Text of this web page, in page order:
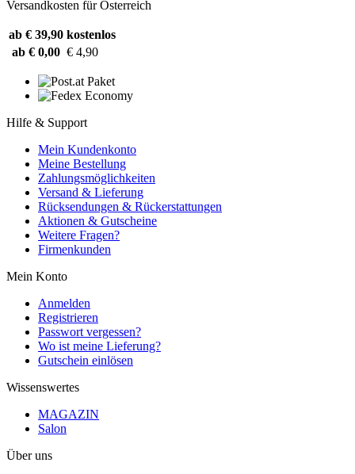
Versandkosten für Österreich
ab € 39,90 kostenlos
ab € 0,00 € 4,90
Hilfe & Support
Mein Kundenkonto
Meine Bestellung
Zahlungsmöglichkeiten
Versand & Lieferung
Rücksendungen & Rückerstattungen
Aktionen & Gutscheine
Weitere Fragen?
Firmenkunden
Mein Konto
Anmelden
Registrieren
Passwort vergessen?
Wo ist meine Lieferung?
Gutschein einlösen
Wissenswertes
MAGAZIN
Salon
Über uns